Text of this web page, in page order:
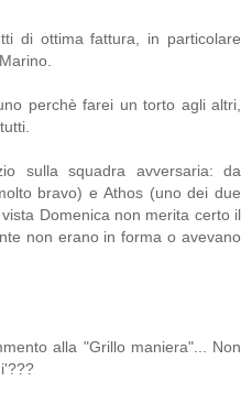
di ottima fattura, in particolare
perchè farei un torto agli altri,
sulla squadra avversaria: da
bravo) e Athos (uno dei due
Domenica non merita certo il
non erano in forma o avevano
alla "Grillo maniera"... Non